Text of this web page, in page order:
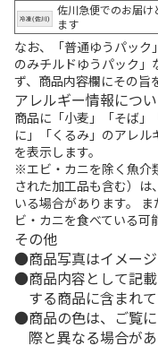
佐川急便でのお届け
ます
なお、「普通ゆうパッ
のみチルドゆうパック
ず、商品内容欄にその旨
アレルギー情報につ
商品に「小麦」「そば
に」「くるみ」のアレ
を表示します。
※エビ・カニを除く魚介
された加工品も含む）は
いる場合があります。
ビ・カニを食べている可
その他
商品写真はイメージ
商品内容として記
する商品に含まれて
商品の色は、ご覧
際と異なる場合があ